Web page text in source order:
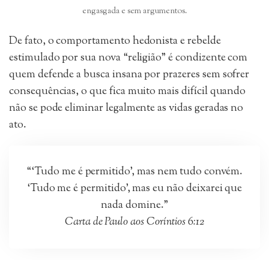
engasgada e sem argumentos.
De fato, o comportamento hedonista e rebelde
estimulado por sua nova “religião” é condizente com
quem defende a busca insana por prazeres sem sofrer
consequências, o que fica muito mais difícil quando
não se pode eliminar legalmente as vidas geradas no
ato.
“‘Tudo me é permitido’, mas nem tudo convém.
‘Tudo me é permitido’, mas eu não deixarei que
nada domine.”
Carta de Paulo aos Coríntios 6:12